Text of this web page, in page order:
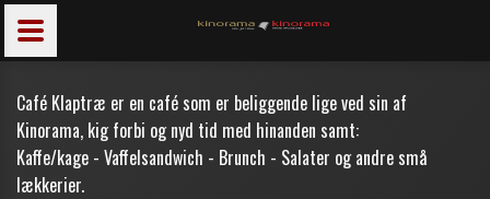
Café Klaptræ er en café som er beliggende lige ved sin af
Kinorama, kig forbi og nyd tid med hinanden samt:
Kaffe/kage - Vaffelsandwich - Brunch - Salater og andre små
lækkerier.